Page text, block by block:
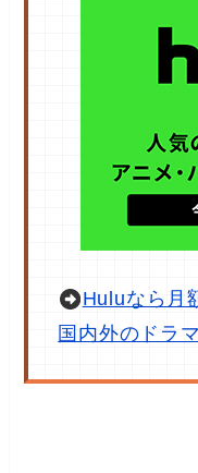
Huluなら月
国内外のドラ